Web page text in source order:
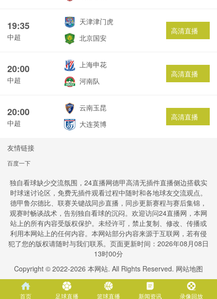
19:35
中超
天津津门虎
北京国安
高清直播
20:00
中超
上海申花
河南队
高清直播
20:00
中超
云南玉昆
大连英博
高清直播
友情链接
百度一下
独自看球缺少交流氛围，24直播网德甲高清无插件直播侧边搭载实
时球迷讨论区，免费无插件观看过程中随时和各地球友交流观点。
德甲鲁尔德比、联赛关键战同步直播，同步更新赛程与赛后集锦，
观赛时畅谈战术，告别独自看球的沉闷。欢迎访问24直播网，本网
站上的所有内容受版权保护。未经许可，禁止复制、修改、传播或
利用本网站上的任何内容。本网站部分内容来源于互联网，若有侵
犯了您的版权请随时与我们联系。页面更新时间：2026年08月08日
13时00分
Copyright © 2022-2026 本网站. All Rights Reserved. 网站地图
首页 足球直播 篮球直播 新闻资讯 录像回放